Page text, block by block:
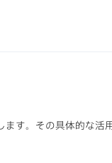
す。その具体的な活